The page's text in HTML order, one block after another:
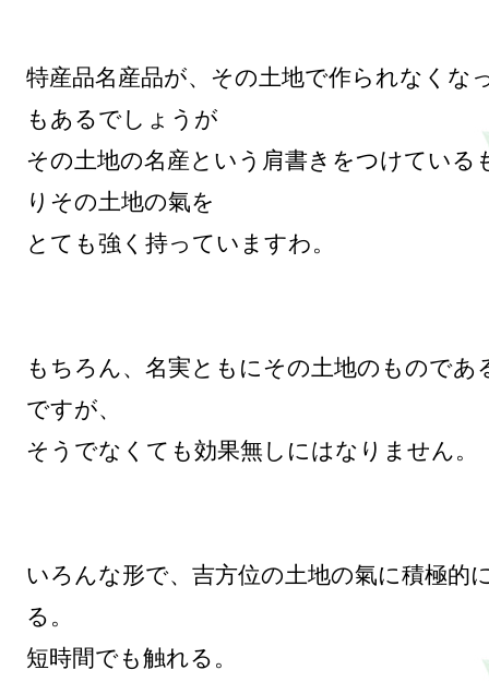
特産品名産品が、その土地で作られなくな
もあるでしょうが
その土地の名産という肩書きをつけている
りその土地の氣を
とても強く持っていますわ。
もちろん、名実ともにその土地のものであ
ですが、
そうでなくても効果無しにはなりません。
いろんな形で、吉方位の土地の氣に積極的
る。
短時間でも触れる。